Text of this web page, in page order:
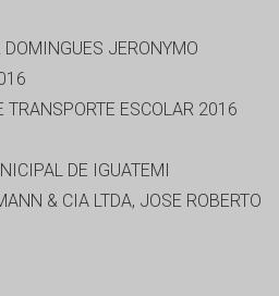
JERONYMO
TRANSPORTE ESCOLAR 2016
DE IGUATEMI
& CIA LTDA, JOSE ROBERTO